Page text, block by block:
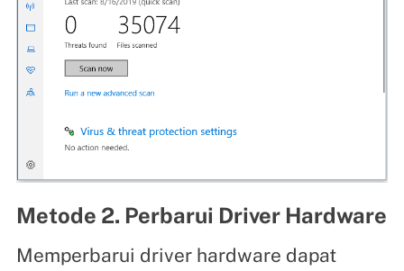
Metode 2. Perbarui Driver Hardware
Memperbarui driver hardware dapat